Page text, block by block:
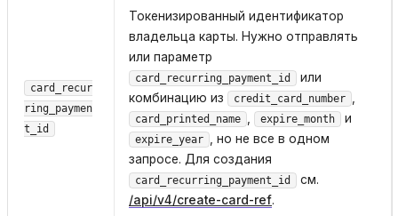
card_recur
ring_paymen
t_id
Токенизированный идентификатор
владельца карты. Нужно отправлять
или параметр
card_recurring_payment_id
или
комбинацию из
credit_card_number ,
card_printed_name , expire_month и
expire_year , но не все в одном
запросе. Для создания
card_recurring_payment_id
см.
/api/v4/create-card-ref.